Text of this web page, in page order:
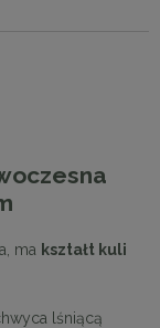
ma kształt kuli
lśniącą